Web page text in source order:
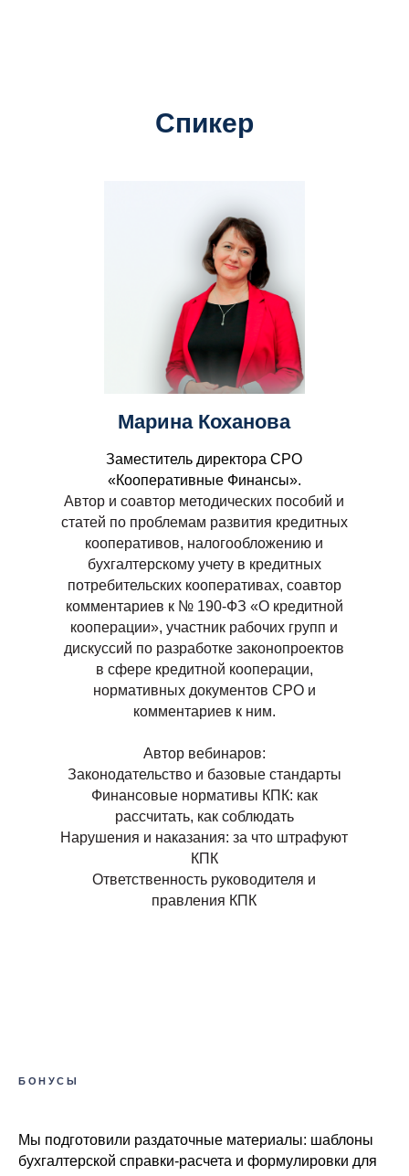
Спикер
Марина Коханова
Заместитель директора СРО
«Кооперативные Финансы».
Автор и соавтор методических пособий и
статей по проблемам развития кредитных
кооперативов, налогообложению и
бухгалтерскому учету в кредитных
потребительских кооперативах, соавтор
комментариев к № 190-ФЗ «О кредитной
кооперации», участник рабочих групп и
дискуссий по разработке законопроектов
в сфере кредитной кооперации,
нормативных документов СРО и
комментариев к ним.
Автор вебинаров:
Законодательство и базовые стандарты
Финансовые нормативы КПК: как
рассчитать, как соблюдать
Нарушения и наказания: за что штрафуют
КПК
Ответственность руководителя и
правления КПК
БОНУСЫ
Мы подготовили раздаточные материалы: шаблоны
бухгалтерской справки-расчета и формулировки для